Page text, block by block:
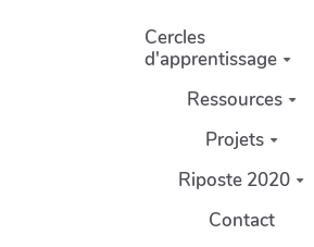
Aller au contenu principal
Cercles
d'apprentissage
Ressources
Projets
Riposte 2020
Contact